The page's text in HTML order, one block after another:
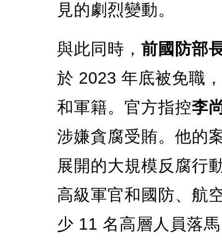
見的劇烈變動。
與此同時， 前國防部
於 2023 年底被免職
和軍籍。官方指控李
涉嫌貪腐受賄。他的
展開的大規模反腐行
高級軍官和國防、航
少 11 名高層人員落